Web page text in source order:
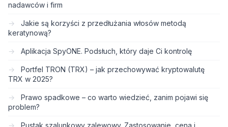
nadawców i firm
Jakie są korzyści z przedłużania włosów metodą
keratynową?
Aplikacja SpyONE. Podsłuch, który daje Ci kontrolę
Portfel TRON (TRX) – jak przechowywać kryptowalutę
TRX w 2025?
Prawo spadkowe – co warto wiedzieć, zanim pojawi się
problem?
Pustak szalunkowy zalewowy. Zastosowanie, cena i